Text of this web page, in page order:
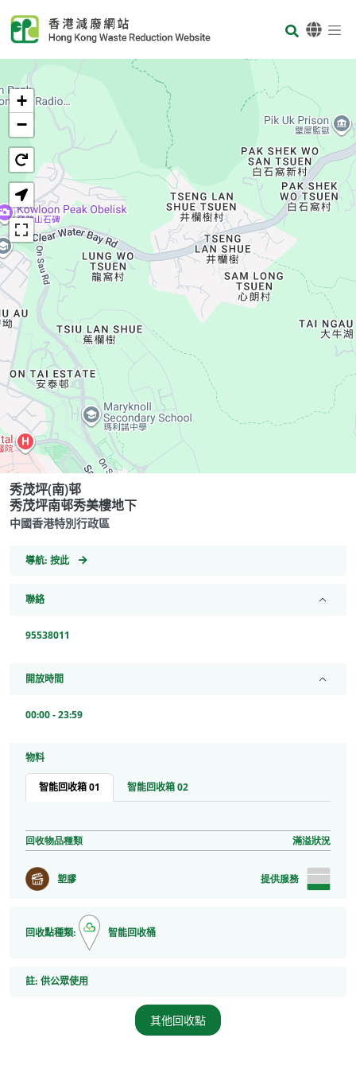
Body
首頁
+
−
中國香港特別行政區
秀茂坪(南)邨
秀茂坪南邨秀美樓地下
導航: GeoCoordinates
按此
聯絡
95538011
開放時間
00:00 - 23:59
物料
智能回收箱 01 智能回收箱 02
回收物品種類 滿溢狀況
塑膠 提供服務
回收點種類: 智能回收桶
註: 註
供公眾使用
其他回收點